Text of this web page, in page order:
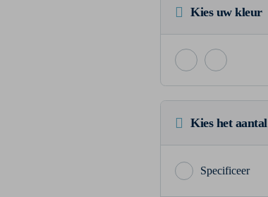
Kies uw kleur
Kies het aantal